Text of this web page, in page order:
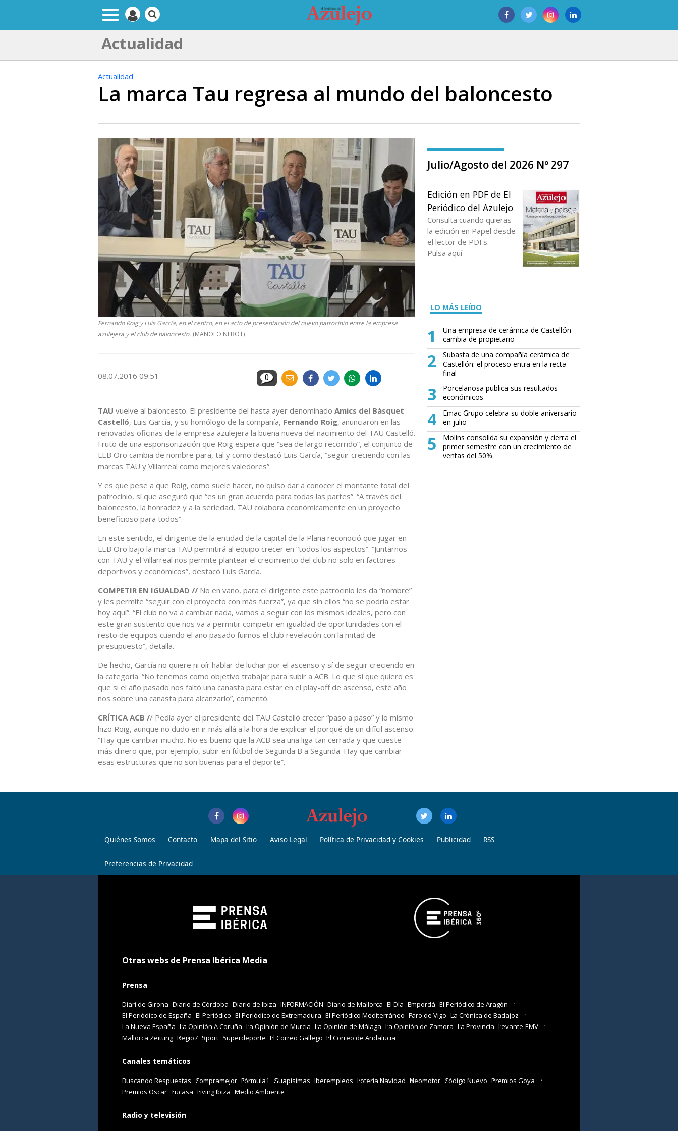
Actualidad
Actualidad
La marca Tau regresa al mundo del baloncesto
Fernando Roig y Luis García, en el centro, en el acto de presentación del nuevo patrocinio entre la empresa
azulejera y el club de baloncesto. (MANOLO NEBOT)
08.07.2016 09:51 0
TAU vuelve al baloncesto. El presidente del hasta ayer denominado Amics del Bàsquet
Castelló, Luis García, y su homólogo de la compañía, Fernando Roig, anunciaron en las
renovadas oficinas de la empresa azulejera la buena nueva del nacimiento del TAU Castelló.
Fruto de una esponsorización que Roig espera que “sea de largo recorrido”, el conjunto de
LEB Oro cambia de nombre para, tal y como destacó Luis García, “seguir creciendo con las
marcas TAU y Villarreal como mejores valedores”.
Y es que pese a que Roig, como suele hacer, no quiso dar a conocer el montante total del
patrocinio, sí que aseguró que “es un gran acuerdo para todas las partes”. “A través del
baloncesto, la honradez y a la seriedad, TAU colabora económicamente en un proyecto
beneficioso para todos”.
En este sentido, el dirigente de la entidad de la capital de la Plana reconoció que jugar en
LEB Oro bajo la marca TAU permitirá al equipo crecer en “todos los aspectos”. “Juntarnos
con TAU y el Villarreal nos permite plantear el crecimiento del club no solo en factores
deportivos y económicos”, destacó Luis García.
COMPETIR EN IGUALDAD // No en vano, para el dirigente este patrocinio les da “nombre”
y les permite “seguir con el proyecto con más fuerza”, ya que sin ellos “no se podría estar
hoy aquí”. “El club no va a cambiar nada, vamos a seguir con los mismos ideales, pero con
este gran sustento que nos va a permitir competir en igualdad de oportunidades con el
resto de equipos cuando el año pasado fuimos el club revelación con la mitad de
presupuesto”, detalla.
De hecho, García no quiere ni oír hablar de luchar por el ascenso y sí de seguir creciendo en
la categoría. “No tenemos como objetivo trabajar para subir a ACB. Lo que sí que quiero es
que si el año pasado nos faltó una canasta para estar en el play-off de ascenso, este año
nos sobre una canasta para alcanzarlo”, comentó.
CRÍTICA ACB // Pedía ayer el presidente del TAU Castelló crecer “paso a paso” y lo mismo
hizo Roig, aunque no dudo en ir más allá a la hora de explicar el porqué de un difícil ascenso:
“Hay que cambiar mucho. No es bueno que la ACB sea una liga tan cerrada y que cueste
más dinero que, por ejemplo, subir en fútbol de Segunda B a Segunda. Hay que cambiar
esas estructuras que no son buenas para el deporte”.
Julio/Agosto del 2026 Nº 297
Edición en PDF de El
Periódico del Azulejo
Consulta cuando quieras
la edición en Papel desde
el lector de PDFs.
Pulsa aquí
LO MÁS LEÍDO
1
Una empresa de cerámica de Castellón
cambia de propietario
2
Subasta de una compañía cerámica de
Castellón: el proceso entra en la recta
final
3
Porcelanosa publica sus resultados
económicos
4
Emac Grupo celebra su doble aniversario
en julio
5
Molins consolida su expansión y cierra el
primer semestre con un crecimiento de
ventas del 50%
Quiénes Somos Contacto Mapa del Sitio Aviso Legal Política de Privacidad y Cookies Publicidad RSS
Preferencias de Privacidad
Otras webs de Prensa Ibérica Media
Prensa
Diari de Girona Diario de Córdoba Diario de Ibiza INFORMACIÓN Diario de Mallorca El Día Empordà El Periódico de Aragón
El Periódico de España El Periódico El Periódico de Extremadura El Periódico Mediterráneo Faro de Vigo La Crónica de Badajoz
La Nueva España La Opinión A Coruña La Opinión de Murcia La Opinión de Málaga La Opinión de Zamora La Provincia Levante-EMV
Mallorca Zeitung Regio7 Sport Superdeporte El Correo Gallego El Correo de Andalucia
Canales temáticos
Buscando Respuestas Compramejor Fórmula1 Guapisimas Iberempleos Loteria Navidad Neomotor Código Nuevo Premios Goya
Premios Oscar Tucasa Living Ibiza Medio Ambiente
Radio y televisión